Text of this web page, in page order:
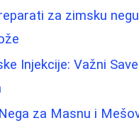
za zimsku
Injekcije: Važni
za Masnu i